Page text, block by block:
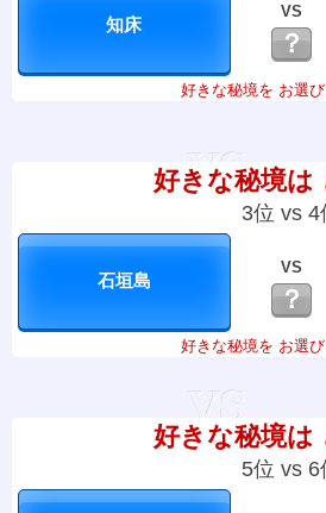
VS
？
好きな秘境を お選び
好きな秘境は
3位 vs 4
VS
？
好きな秘境を お選び
好きな秘境は
5位 vs 6